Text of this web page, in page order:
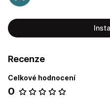
Recenze
Celkové hodnocení
0